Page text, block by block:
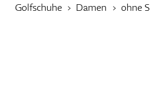
Golfschuhe Damen ohne